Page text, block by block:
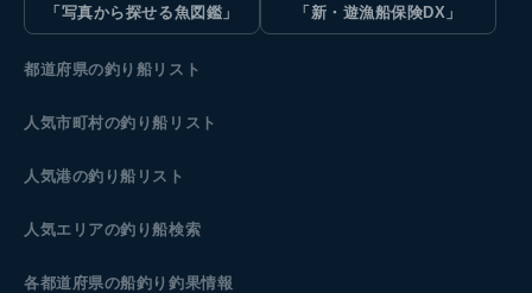
「写真から探せる魚図鑑」
「新・遊漁船保険DX」
都道府県の釣り船リスト
人気市町村の釣り船リスト
人気港の釣り船リスト
人気エリアの釣り船検索
各都道府県の船釣り釣果情報